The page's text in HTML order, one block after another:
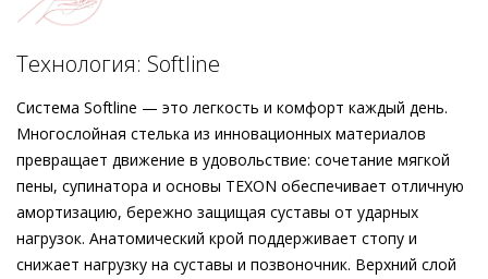
Подробнее о сервисе можно узнать на
амортизацией это не будет проблемой. О безупречной
посадке позаботится анатомичный крой – лёгкий и
Технология: Softline
Система Softline — это легкость и комфорт каждый день.
Многослойная стелька из инновационных материалов
превращает движение в удовольствие: сочетание мягкой
пены, супинатора и основы TEXON обеспечивает отличную
амортизацию, бережно защищая суставы от ударных
нагрузок. Анатомический крой поддерживает стопу и
снижает нагрузку на суставы и позвоночник. Верхний слой